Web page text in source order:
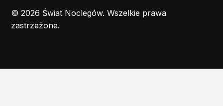
© 2026 Świat Noclegów. Wszelkie prawa
zastrzeżone.